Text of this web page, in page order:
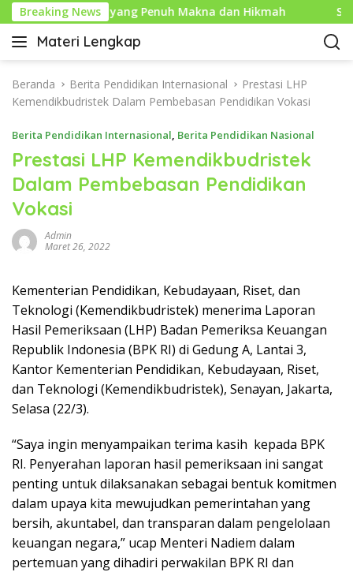
a
Breaking News
Baru Islam yang Penuh Makna dan Hikmah
Materi Lengkap
I
f
o
e
n
d
d
k
L
e
n
g
a
p
Beranda Berita Pendidikan Internasional
Prestasi LHP
Kemendikbudristek Dalam Pembebasan Pendidikan Vokasi
Berita Pendidikan Internasional, Berita Pendidikan Nasional
Prestasi LHP Kemendikbudristek
Dalam Pembebasan Pendidikan
Vokasi
Admin
Maret 26, 2022
Kementerian Pendidikan, Kebudayaan, Riset, dan
Teknologi (Kemendikbudristek) menerima Laporan
Hasil Pemeriksaan (LHP) Badan Pemeriksa Keuangan
Republik Indonesia (BPK RI) di Gedung A, Lantai 3,
Kantor Kementerian Pendidikan, Kebudayaan, Riset,
dan Teknologi (Kemendikbudristek), Senayan, Jakarta,
Selasa (22/3).
“Saya ingin menyampaikan terima kasih kepada BPK
RI. Penyerahan laporan hasil pemeriksaan ini sangat
penting untuk dilaksanakan sebagai bentuk komitmen
dalam upaya kita mewujudkan pemerintahan yang
bersih, akuntabel, dan transparan dalam pengelolaan
keuangan negara,” ucap Menteri Nadiem dalam
pertemuan yang dihadiri perwakilan BPK RI dan